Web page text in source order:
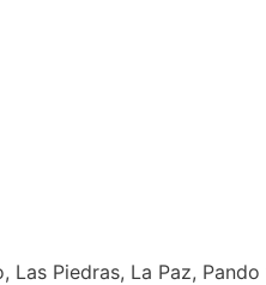
Piedras, La Paz,